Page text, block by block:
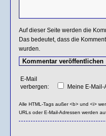
Auf dieser Seite werden die
Das bedeutet, dass die
wurden.
E-Mail
verbergen:
Meine E-
Alle HTML-Tags außer <b> und <i>
URLs oder E-Mail-Adressen werden